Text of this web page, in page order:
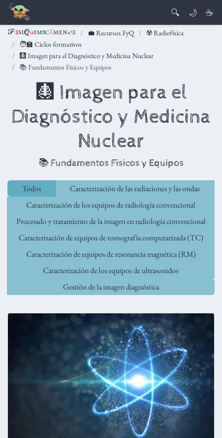
🔍 🌙 ☕
💼 Recursos FyQ
☢️ Radiofísica
🧑‍🏫 Ciclos formativos
🩻 Imagen para el Diagnóstico y Medicina Nuclear
📚 Fundamentos Físicos y Equipos
🩻 Imagen para el
Diagnóstico y Medicina
Nuclear
📚 Fundamentos Físicos y Equipos
Todos
Caracterización de las radiaciones y las ondas
Caracterización de los equipos de radiología convencional
Procesado y tratamiento de la imagen en radiología convencional
Caracterización de equipos de tomografía computarizada (TC)
Caracterización de equipos de resonancia magnética (RM)
Caracterización de los equipos de ultrasonidos
Gestión de la imagen diagnóstica